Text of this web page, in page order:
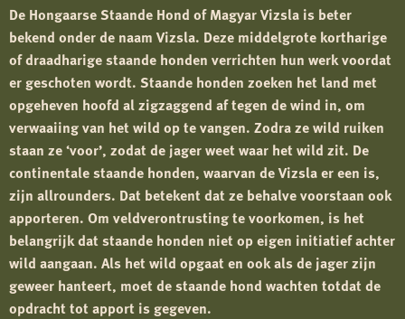
De Hongaarse Staande Hond of Magyar Vizsla is beter
bekend onder de naam Vizsla. Deze middelgrote kortharige
of draadharige staande honden verrichten hun werk voordat
er geschoten wordt. Staande honden zoeken het land met
opgeheven hoofd al zigzaggend af tegen de wind in, om
verwaaiing van het wild op te vangen. Zodra ze wild ruiken
staan ze ‘voor’, zodat de jager weet waar het wild zit. De
continentale staande honden, waarvan de Vizsla er een is,
zijn allrounders. Dat betekent dat ze behalve voorstaan ook
apporteren. Om veldverontrusting te voorkomen, is het
belangrijk dat staande honden niet op eigen initiatief achter
wild aangaan. Als het wild opgaat en ook als de jager zijn
geweer hanteert, moet de staande hond wachten totdat de
opdracht tot apport is gegeven.